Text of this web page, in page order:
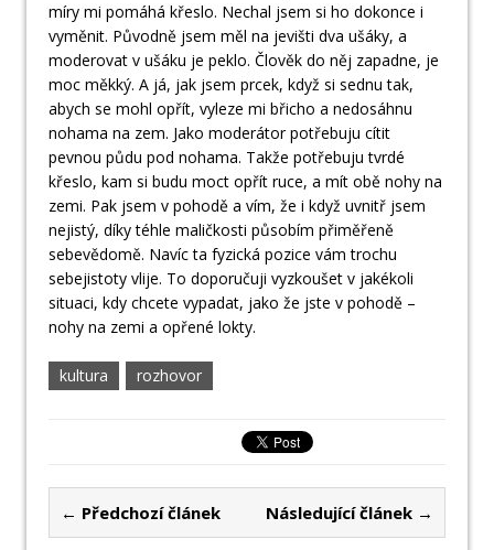
míry mi pomáhá křeslo. Nechal jsem si ho dokonce i
vyměnit. Původně jsem měl na jevišti dva ušáky, a
moderovat v ušáku je peklo. Člověk do něj zapadne, je
moc měkký. A já, jak jsem prcek, když si sednu tak,
abych se mohl opřít, vyleze mi břicho a nedosáhnu
nohama na zem. Jako moderátor potřebuju cítit
pevnou půdu pod nohama. Takže potřebuju tvrdé
křeslo, kam si budu moct opřít ruce, a mít obě nohy na
zemi. Pak jsem v pohodě a vím, že i když uvnitř jsem
nejistý, díky téhle maličkosti působím přiměřeně
sebevědomě. Navíc ta fyzická pozice vám trochu
sebejistoty vlije. To doporučuji vyzkoušet v jakékoli
situaci, kdy chcete vypadat, jako že jste v pohodě –
nohy na zemi a opřené lokty.
kultura rozhovor
← Předchozí článek Následující článek →